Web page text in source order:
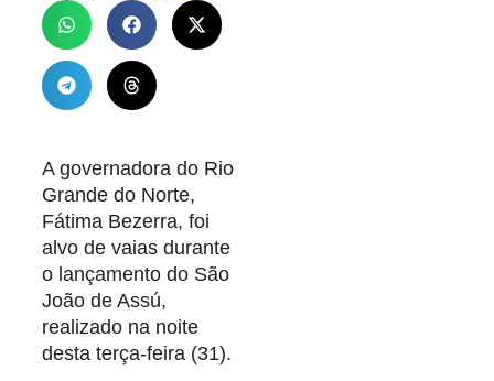
A governadora do Rio
Grande do Norte,
Fátima Bezerra, foi
alvo de vaias durante
o lançamento do São
João de Assú,
realizado na noite
desta terça-feira (31).